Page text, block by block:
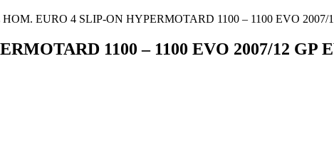
EURO 4 SLIP-ON HYPERMOTARD 1100 – 1100 EVO
1100 – 1100 EVO 2007/12 GP